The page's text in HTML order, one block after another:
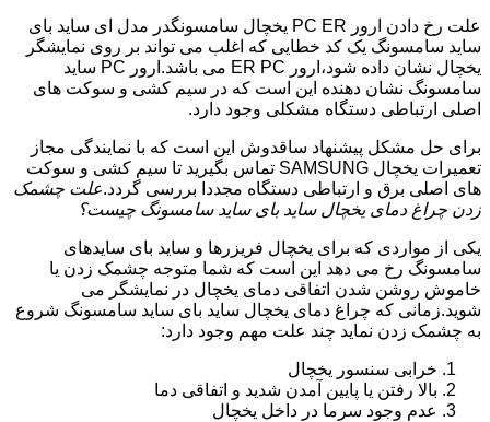
علت رخ دادن ارور PC ER یخچال سامسونگدر مدل ای ساید بای
ساید سامسونگ یک کد خطایی که اغلب می تواند بر روی نمایشگر
یخچال نشان داده شود،ارور ER PC می باشد.ارور PC ساید
سامسونگ نشان دهنده این است که در سیم کشی و سوکت های
اصلی ارتباطی دستگاه مشکلی وجود دارد.
برای حل مشکل پیشنهاد ساقدوش این است که با نمایندگی مجاز
تعمیرات یخچال SAMSUNG تماس بگیرید تا سیم کشی و سوکت
های اصلی برق و ارتباطی دستگاه مجددا بررسی گردد.علت چشمک
زدن چراغ دمای یخچال ساید بای ساید سامسونگ چیست؟
یکی از مواردی که برای یخچال فریزرها و ساید بای سایدهای
سامسونگ رخ می دهد این است که شما متوجه چشمک زدن یا
خاموش روشن شدن اتفاقی دمای یخچال در نمایشگر می
شوید.زمانی که چراغ دمای یخچال ساید بای ساید سامسونگ شروع
به چشمک زدن نماید چند علت مهم وجود دارد:
خرابی سنسور یخچال
بالا رفتن یا پایین آمدن شدید و اتفاقی دما
عدم وجود سرما در داخل یخچال